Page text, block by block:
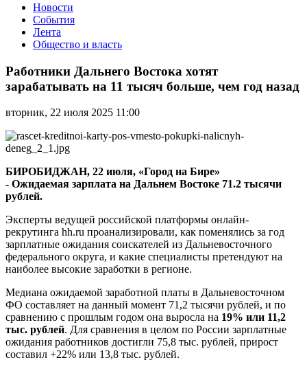
Новости
События
Лента
Общество и власть
Дальнего
Востока
хотят
на
11
тысяч
больше,
чем
год
назад
Работники Дальнего Востока хотят
зарабатывать на 11 тысяч больше, чем год назад
вторник, 22 июля 2025 11:00
БИРОБИДЖАН, 22 июля, «Город на Бире»
- Ожидаемая зарплата на Дальнем Востоке 71.2 тысячи
рублей.
Эксперты ведущей российской платформы онлайн-
рекрутинга hh.ru проанализировали, как поменялись за год
зарплатные ожидания соискателей из Дальневосточного
федерального округа, и какие специалисты претендуют на
наиболее высокие заработки в регионе.
Медиана ожидаемой заработной платы в Дальневосточном
ФО составляет на данный момент 71,2 тысячи рублей, и по
сравнению с прошлым годом она выросла на 19% или 11,2
тыс. рублей. Для сравнения в целом по России зарплатные
ожидания работников достигли 75,8 тыс. рублей, прирост
составил +22% или 13,8 тыс. рублей.